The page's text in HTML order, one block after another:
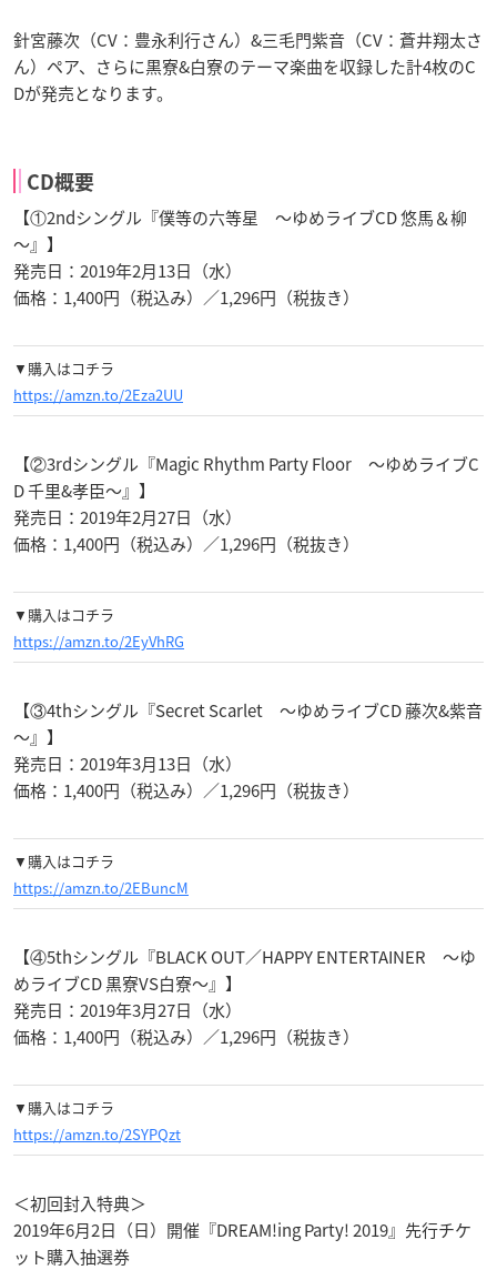
針宮藤次（CV：豊永利行さん）&三毛門紫音（CV：蒼井翔太さ
ん）ペア、さらに黒寮&白寮のテーマ楽曲を収録した計4枚のC
Dが発売となります。
CD概要
【①2ndシングル『僕等の六等星 ～ゆめライブCD 悠馬＆柳
～』】
発売日：2019年2月13日（水）
価格：1,400円（税込み）／1,296円（税抜き）
▼購入はコチラ
https://amzn.to/2Eza2UU
【②3rdシングル『Magic Rhythm Party Floor ～ゆめライブC
D 千里&孝臣～』】
発売日：2019年2月27日（水）
価格：1,400円（税込み）／1,296円（税抜き）
▼購入はコチラ
https://amzn.to/2EyVhRG
【③4thシングル『Secret Scarlet ～ゆめライブCD 藤次&紫音
～』】
発売日：2019年3月13日（水）
価格：1,400円（税込み）／1,296円（税抜き）
▼購入はコチラ
https://amzn.to/2EBuncM
【④5thシングル『BLACK OUT／HAPPY ENTERTAINER ～ゆ
めライブCD 黒寮VS白寮～』】
発売日：2019年3月27日（水）
価格：1,400円（税込み）／1,296円（税抜き）
▼購入はコチラ
https://amzn.to/2SYPQzt
＜初回封入特典＞
2019年6月2日（日）開催『DREAM!ing Party! 2019』先行チケ
ット購入抽選券